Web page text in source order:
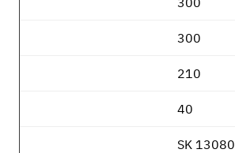
300
210
40
SK 13080